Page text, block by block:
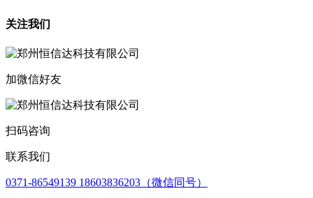
关注我们
加微信好友
扫码咨询
联系我们
0371-86549139 18603836203（微信同号）